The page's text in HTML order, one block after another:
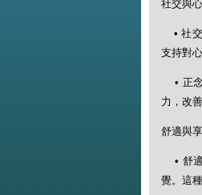
社交與
• 社交
支持對
• 正念
力，改善
舒適與
• 舒適
覺。這